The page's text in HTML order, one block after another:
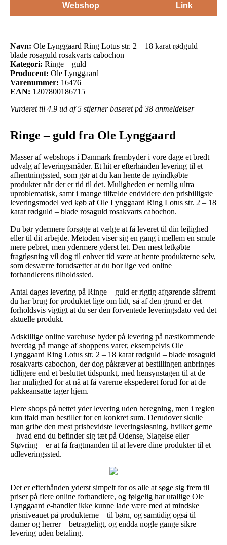
Webshop Link
Navn: Ole Lynggaard Ring Lotus str. 2 – 18 karat rødguld –
blade rosaguld rosakvarts cabochon
Kategori: Ringe – guld
Producent: Ole Lynggaard
Varenummer: 16476
EAN: 1207800186715
Vurderet til 4.9 ud af 5 stjerner baseret på 38 anmeldelser
Ringe – guld fra Ole Lynggaard
Masser af webshops i Danmark frembyder i vore dage et bredt
udvalg af leveringsmåder. Et hit er efterhånden levering til et
afhentningssted, som gør at du kan hente de nyindkøbte
produkter når der er tid til det. Muligheden er nemlig ultra
uproblematisk, samt i mange tilfælde endvidere den prisbilligste
leveringsmodel ved køb af Ole Lynggaard Ring Lotus str. 2 – 18
karat rødguld – blade rosaguld rosakvarts cabochon.
Du bør ydermere forsøge at vælge at få leveret til din lejlighed
eller til dit arbejde. Metoden viser sig en gang i mellem en smule
mere pebret, men ydermere yderst let. Den mest letkøbte
fragtløsning vil dog til enhver tid være at hente produkterne selv,
som desværre forudsætter at du bor lige ved online
forhandlerens tilholdssted.
Antal dages levering på Ringe – guld er rigtig afgørende såfremt
du har brug for produktet lige om lidt, så af den grund er det
forholdsvis vigtigt at du ser den forventede leveringsdato ved det
aktuelle produkt.
Adskillige online varehuse byder på levering på næstkommende
hverdag på mange af shoppens varer, eksempelvis Ole
Lynggaard Ring Lotus str. 2 – 18 karat rødguld – blade rosaguld
rosakvarts cabochon, der dog påkræver at bestillingen anbringes
tidligere end et besluttet tidspunkt, med hensynstagen til at de
har mulighed for at nå at få varerne ekspederet forud for at de
pakkeansatte tager hjem.
Flere shops på nettet yder levering uden beregning, men i reglen
kun ifald man bestiller for en konkret sum. Derudover skulle
man gribe den mest prisbevidste leveringsløsning, hvilket gerne
– hvad end du befinder sig tæt på Odense, Slagelse eller
Støvring – er at få fragtmanden til at levere dine produkter til et
udleveringssted.
Det er efterhånden yderst simpelt for os alle at søge sig frem til
priser på flere online forhandlere, og følgelig har utallige Ole
Lynggaard e-handler ikke kunne lade være med at mindske
prisniveauet på produkterne – til børn, og samtidig også til
damer og herrer – betragteligt, og endda nogle gange sikre
levering uden betaling.